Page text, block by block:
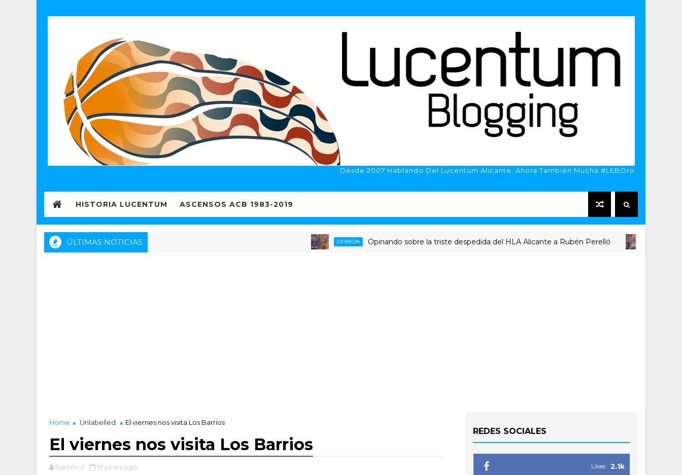
Desde 2007 Hablando Del Lucentum Alicante. Ahora También Mucha #LEBOro
HISTORIA LUCENTUM ASCENSOS ACB 1983-2019
ÚLTIMAS NOTICIAS OPINIÓN Opinando sobre la triste despedida del HLA Alicante a Rubén Perelló ACTUALIDAD
Home Unlabelled El viernes nos visita Los Barrios
El viernes nos visita Los Barrios
Ramón J. 19 years ago
REDES SOCIALES
2.1k
Likes